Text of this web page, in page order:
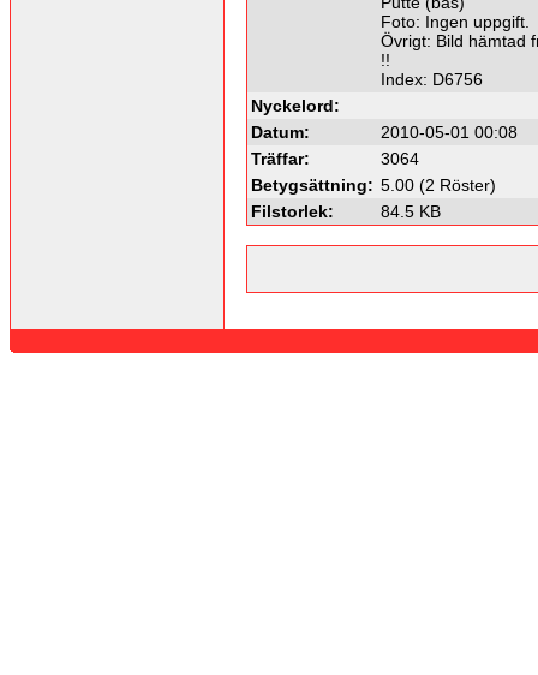
Foto: Ingen uppgift.
Övrigt: Bild hämtad
!!
Index: D6756
Nyckelord:
Datum:
2010-05-01 00:08
Träffar:
3064
Betygsättning: 5.00 (2 Röster)
Filstorlek:
84.5 KB